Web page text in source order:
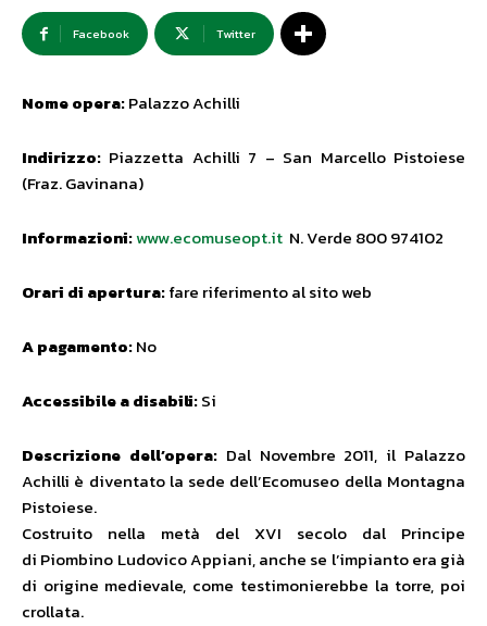
Facebook Twitter
Nome opera:Palazzo Achilli
Indirizzo: Piazzetta Achilli 7 – San Marcello Pistoiese
(Fraz. Gavinana)
Informazioni:www.ecomuseopt.it N. Verde 800 974102
Orari di apertura:fare riferimento al sito web
A pagamento:No
Accessibile a disabili:Si
Descrizione dell’opera:Dal Novembre 2011, il Palazzo
Achilli è diventato la sede dell’Ecomuseo della Montagna
Pistoiese.
Costruito nella metà del XVI secolo dal Principe
di Piombino Ludovico Appiani, anche se l’impianto era già
di origine medievale, come testimonierebbe la torre, poi
crollata.